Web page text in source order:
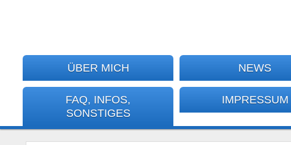
ÜBER MICH NEWS
FAQ, INFOS,
SONSTIGES
IMPRESSUM